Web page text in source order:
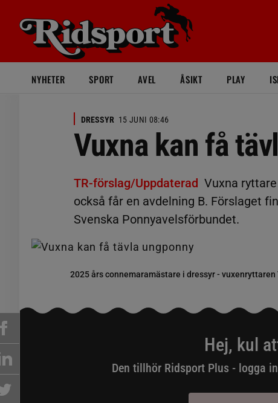
NYHETER SPORT AVEL ÅSIKT PLAY
DRESSYR 15 JUNI 08:46
Vuxna kan få
TR-förslag/Uppdaterad Vuxna
också får en avdelning B. Förslaget
Svenska Ponnyavelsförbundet.
2025 års connemaramästare i dressyr -
Hej, kul
Den tillhör Ridsport Plus - logga